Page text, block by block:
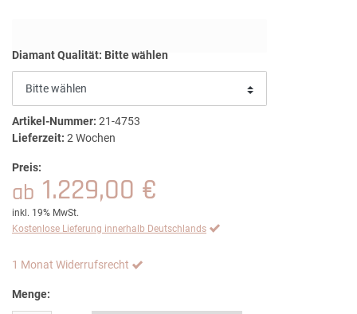
Diamant Qualität: Bitte wählen
Artikel-Nummer: 21-4753
Lieferzeit: 2 Wochen
Preis:
ab 1.229,00 €
inkl. 19% MwSt.
Kostenlose Lieferung innerhalb Deutschlands
1 Monat Widerrufsrecht
Menge: